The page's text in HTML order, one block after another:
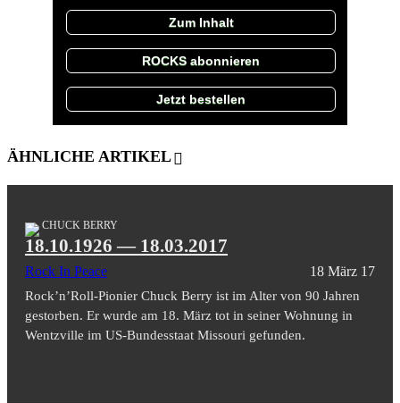
Zum Inhalt
ROCKS abonnieren
Jetzt bestellen
ÄHNLICHE ARTIKEL
CHUCK BERRY
18.10.1926 — 18.03.2017
Rock In Peace 18 März 17
Rock’n’Roll-Pionier Chuck Berry ist im Alter von 90 Jahren
gestorben. Er wurde am 18. März tot in seiner Wohnung in
Wentzville im US-Bundesstaat Missouri gefunden.